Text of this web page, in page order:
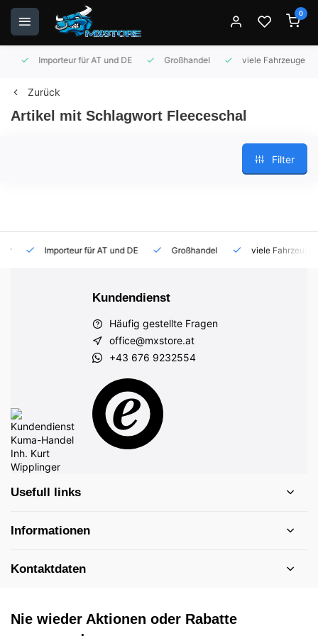
0
Importeur für AT und DE Großhandel viele Fahrzeuge auf
Zurück
Artikel mit Schlagwort Fleeceschal
Filter
Importeur für AT und DE Großhandel viele Fahrzeuge auf
Kundendienst
Häufig gestellte Fragen
office@mxstore.at
+43 676 9232554
Usefull links
Informationen
Kontaktdaten
Nie wieder Aktionen oder Rabatte